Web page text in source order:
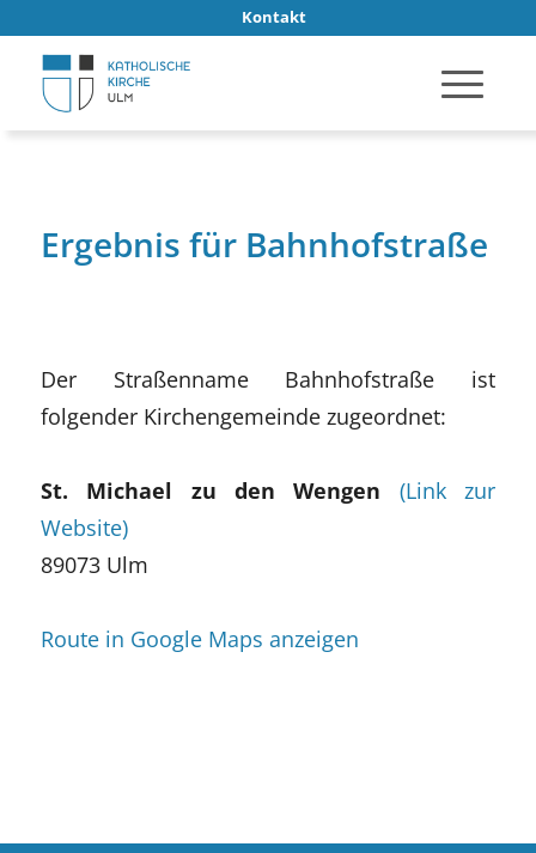
Kontakt
Ergebnis für Bahnhofstraße
Der Straßenname Bahnhofstraße ist
folgender Kirchengemeinde zugeordnet:
St. Michael zu den Wengen (Link zur
Website)
89073 Ulm
Route in Google Maps anzeigen